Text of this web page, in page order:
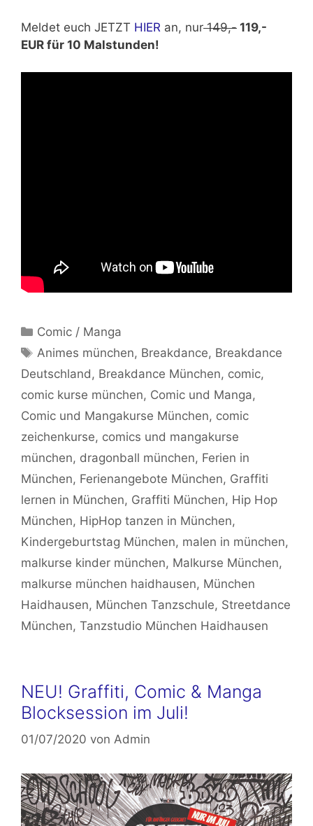
Meldet euch JETZT HIER an, nur149,- 119,-
EUR für 10 Malstunden!
Kategorien
Comic / Manga
Schlagwörter
Animes münchen, Breakdance, Breakdance
Deutschland , Breakdance München, comic,
comic kurse münchen, Comic und Manga,
Comic und Mangakurse München, comic
zeichenkurse, comics und mangakurse
münchen, dragonball münchen, Ferien in
München, Ferienangebote München, Graffiti
lernen in München, Graffiti München, Hip Hop
München, HipHop tanzen in München,
Kindergeburtstag München, malen in münchen,
malkurse kinder münchen, Malkurse München,
malkurse münchen haidhausen, München
Haidhausen, München Tanzschule, Streetdance
München, Tanzstudio München Haidhausen
NEU! Graffiti, Comic & Manga
Blocksession im Juli!
01/07/2020 von Admin